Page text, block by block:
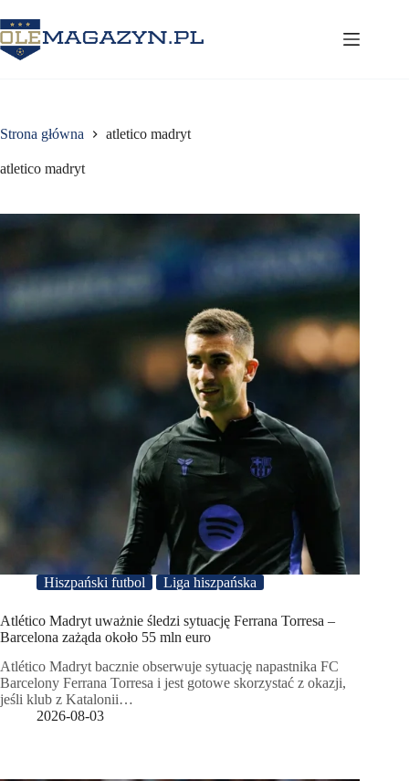
do
treści
Strona główna atletico madryt
atletico madryt
Hiszpański futbol Liga hiszpańska
Atlético Madryt uważnie śledzi sytuację Ferrana Torresa –
Barcelona zażąda około 55 mln euro
Atlético Madryt bacznie obserwuje sytuację napastnika FC
Barcelony Ferrana Torresa i jest gotowe skorzystać z okazji,
jeśli klub z Katalonii…
2026-08-03